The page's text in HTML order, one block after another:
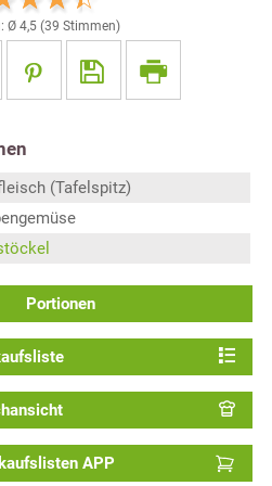
Ø 4,5(39 Stimmen)
(Tafelspitz)
Portionen
APP